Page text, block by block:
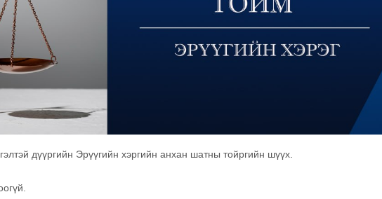
дүүргийн Эрүүгийн хэргийн анхан шатны тойргийн шүүх.